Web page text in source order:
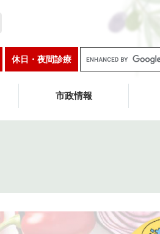
休日・夜間診療
g
e
市政情報